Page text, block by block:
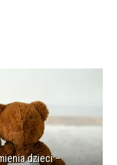
dzieci –